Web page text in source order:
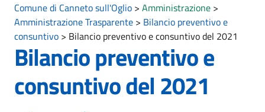
Comune di Canneto sull'Oglio > Amministrazione >
Amministrazione Trasparente > Bilancio preventivo e
consuntivo > Bilancio preventivo e consuntivo del 2021
Bilancio preventivo e
consuntivo del 2021